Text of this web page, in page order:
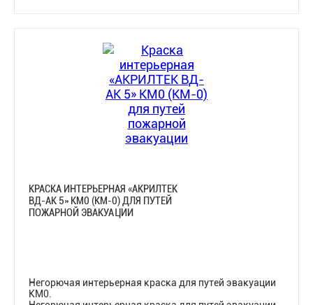
КРАСКА ИНТЕРЬЕРНАЯ «АКРИЛТЕК
ВД-АК 5» КМ0 (КМ-0) ДЛЯ ПУТЕЙ
ПОЖАРНОЙ ЭВАКУАЦИИ
Негорючая интерьерная краска для путей эвакуации
КМ0.